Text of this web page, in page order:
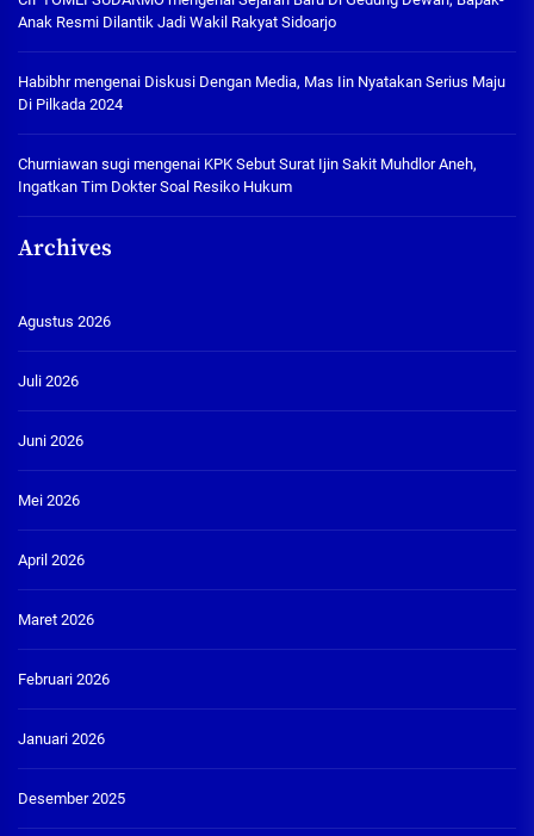
Anak Resmi Dilantik Jadi Wakil Rakyat Sidoarjo
Habibhrmengenai Diskusi Dengan Media, Mas Iin Nyatakan Serius Maju
Di Pilkada 2024
Churniawan sugi mengenai KPK Sebut Surat Ijin Sakit Muhdlor Aneh,
Ingatkan Tim Dokter Soal Resiko Hukum
Archives
Agustus 2026
Juli 2026
Juni 2026
Mei 2026
April 2026
Maret 2026
Februari 2026
Januari 2026
Desember 2025